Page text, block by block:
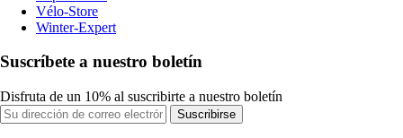
Vélo-Store
Winter-Expert
Suscríbete a nuestro boletín
Disfruta de un 10% al suscribirte a nuestro boletín
Suscribirse